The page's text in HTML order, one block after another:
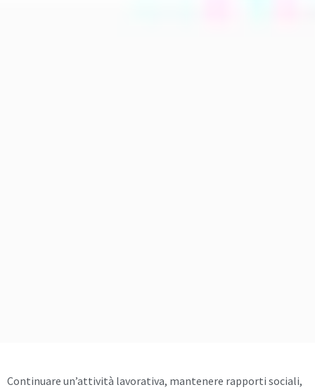
Continuare un’attività lavorativa, mantenere rapporti sociali,